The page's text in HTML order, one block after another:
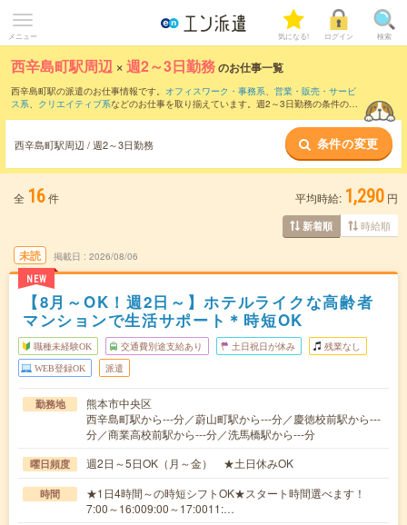
メニュー 気になる! ログイン 検索
西辛島町駅周辺 ×週2～3日勤務のお仕事一覧
西辛島町駅の派遣のお仕事情報です。 オフィスワーク・事務系、 営業・販売・サービ
ス系、 クリエイティブ系などのお仕事を取り揃えています。週2～3日勤務の条件の他
西辛島町駅周辺 / 週2～3日勤務 条件の変更
全 16件 平均時給: 1,290 円
新着順 時給順
未読
NEW
掲載日 2026/08/06
【8月～OK！週2日～】ホテルライクな高齢者
マンションで生活サポート＊時短OK
職種未経験OK 交通費別途支給あり 土日祝日が休み 残業なし
WEB登録OK 派遣
勤務地
熊本市中央区
西辛島町駅から---分／蔚山町駅から---分／慶徳校前駅から---
分／商業高校前駅から---分／洗馬橋駅から---分
曜日頻度 週2日～5日OK（月～金） ★土日休みOK
時間
★1日4時間～の時短シフトOK★スタート時間選べます！
7:00～16:009:00～17:0011:…